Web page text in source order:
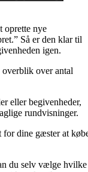
oprette nye
Så er den klar til
igen.
overblik over antal
eller begivenheder,
rundvisninger.
for dine gæster at
du selv vælge hvilke